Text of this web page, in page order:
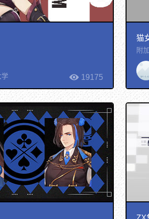
19175
猫
附